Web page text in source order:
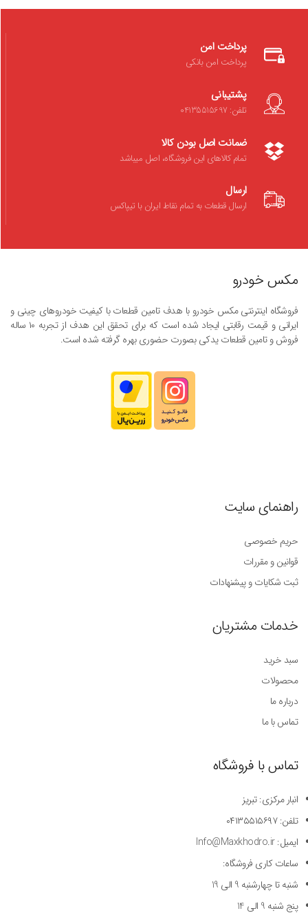
پرداخت امن
پرداخت امن بانکی
پشتیبانی
تلفن: 04135515697
ضمانت اصل بودن کالا
تمام کالاهای این فروشگاه، اصل میباشد
ارسال
ارسال قطعات به تمام نقاط ایران با تیپاکس
مکس خودرو
فروشگاه اینترنتی مکس خودرو با هدف تامین قطعات با کیفیت خودروهای چینی و
ایرانی و قیمت رقابتی ایجاد شده است که برای تحقق این هدف از تجربه ۱۰ ساله
فروش و تامین قطعات یدکی بصورت حضوری بهره گرفته شده است.
راهنمای سایت
حریم خصوصی
قوانین و مقررات
ثبت شکایات و پیشنهادات
خدمات مشتریان
سبد خرید
محصولات
درباره ما
تماس با ما
تماس با فروشگاه
انبار مرکزی: تبریز
تلفن: ۰۴۱۳۵۵۱۵۶۹۷
ایمیل: Info@Maxkhodro.ir
ساعات کاری فروشگاه:
شنبه تا چهارشنبه 9 الی 19
پنج شنبه 9 الی 14